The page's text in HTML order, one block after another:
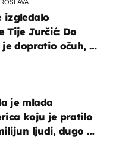
izgledalo
Tije Jurčić: Do
dopratio očuh, a
je mlada
koju je pratilo
ljudi, dugo se